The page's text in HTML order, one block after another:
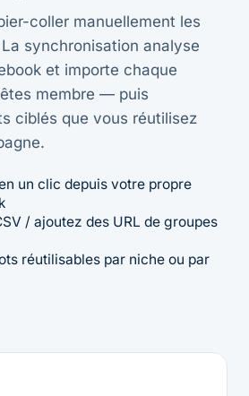
coller manuellement les
synchronisation analyse
et importe chaque
membre — puis
ciblés que vous réutilisez
un clic depuis votre propre
/ ajoutez des URL de groupes
réutilisables par niche ou par